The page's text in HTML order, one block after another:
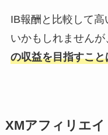
IB報酬と比較して
いかもしれませんが
の収益を目指すこ
XMアフィリエ